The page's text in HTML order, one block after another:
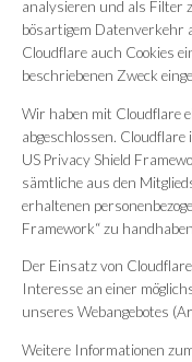
analysieren und als Filter
bösartigem Datenverkehr
Cloudflare auch Cookies
beschriebenen Zweck
Wir haben mit Cloudflare
abgeschlossen.
US Privacy Shield
sämtliche aus den
erhaltenen
Framework“ zu
Der Einsatz von
Interesse an einer
unseres Webangebotes
Weitere Informationen